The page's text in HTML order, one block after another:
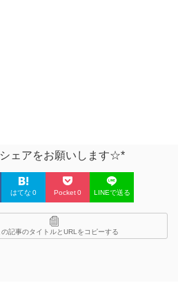
ェアをお願いします☆*
はてな 0 Pocket0 LINEで送る
の記事のタイトルとURLをコピーする